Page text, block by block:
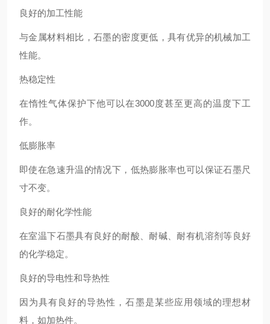
良好的加工性能
与金属材料相比，石墨的密度更低，具有优异的机械加工
性能。
热稳定性
在惰性气体保护下他可以在3000度甚至更高的温度下工
作。
低膨胀率
即使在急速升温的情况下，低热膨胀率也可以保证石墨尺
寸不变。
良好的耐化学性能
在室温下石墨具有良好的耐酸、耐碱、耐有机溶剂等良好
的化学稳定。
良好的导电性和导热性
因为具有良好的导热性，石墨是某些应用领域的理想材
料，如加热件。